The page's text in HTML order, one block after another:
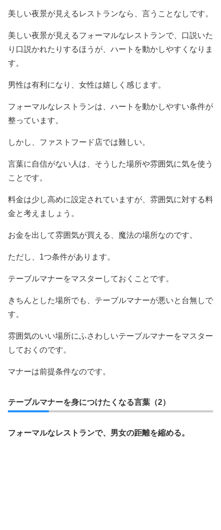
美しい夜景が見えるレストランなら、言うことなしです。
美しい夜景が見えるフォーマルなレストランで、口説いた
り口説かれたりするほうが、ハートを動かしやすくなりま
す。
男性は有利になり、女性は嬉しく感じます。
フォーマルなレストランは、ハートを動かしやすい条件が
整っています。
しかし、ファストフード店では難しい。
言葉に自信がない人は、そうした場所や雰囲気に気を使う
ことです。
料金は少し高めに設定されていますが、雰囲気に対する料
金と考えましょう。
お金を出して雰囲気が買える、魔法の場所なのです。
ただし、1つ条件があります。
テーブルマナーをマスターしておくことです。
きちんとした場所でも、テーブルマナーが悪いと台無しで
す。
雰囲気のいい場所にふさわしいテーブルマナーをマスター
しておくのです。
マナーは前提条件なのです。
テーブルマナーを身につけたくなる言葉（2）
フォーマルなレストランで、男女の距離を縮める。